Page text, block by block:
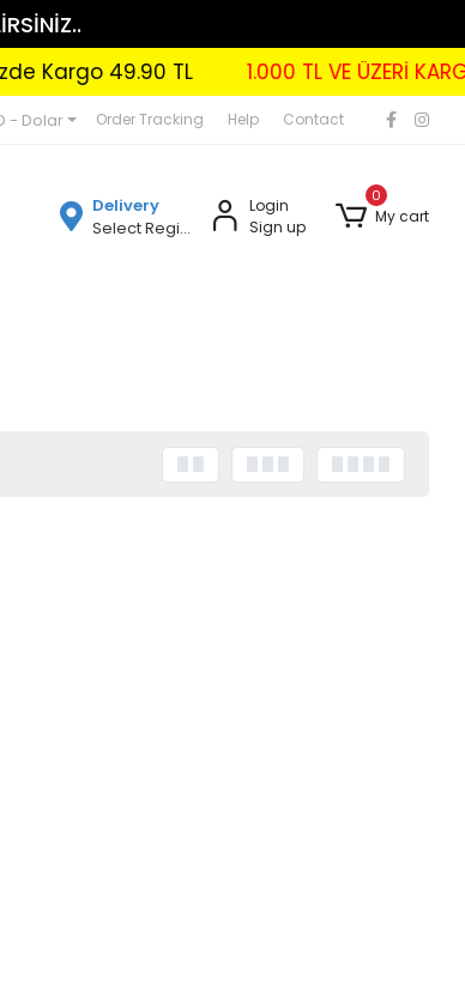
49.90 TL 1.000 TL VE ÜZERİ KARGO
- Dolar Order Tracking Help Contact
Delivery
Select Region
Login
Sign up
0
My cart